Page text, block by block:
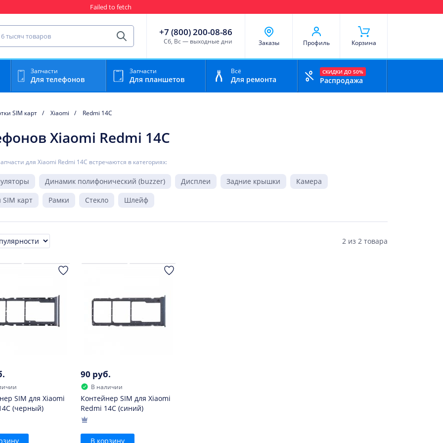
Failed to fetch
Найти
+7 (800) 200-08-86
Cб, Вс — выходные дни Заказы Профиль Корзина
Запчасти
Для телефонов
Запчасти
Для планшетов
Всё
Для ремонта
СКИДКИ ДО 50%
Распродажа
SIM карт Xiaomi Redmi 14C
Xiaomi Redmi 14C
для Xiaomi Redmi 14C встречаются в категориях:
Динамик полифонический (buzzer) Дисплеи Задние крышки
Камера
SIM карт
Рамки Стекло Шлейф
2 из 2 товара
SIM для Xiaomi
(черный)
90 руб.
В наличии
Контейнер SIM для Xiaomi
Redmi 14C (синий)
В корзину